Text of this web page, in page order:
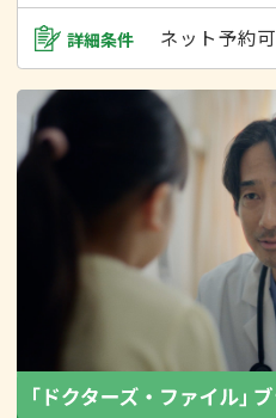
詳細条件 ネット予約可